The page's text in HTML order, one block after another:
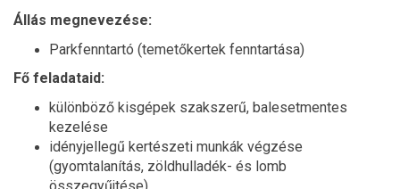
Állás megnevezése:
Parkfenntartó (temetőkertek fenntartása)
Fő feladataid:
különböző kisgépek szakszerű, balesetmentes
kezelése
idényjellegű kertészeti munkák végzése
(gyomtalanítás, zöldhulladék- és lomb
összegyűjtése)